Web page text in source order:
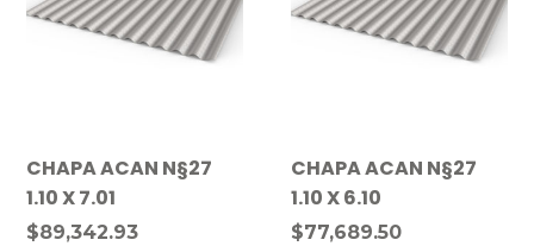
CHAPA ACAN N§27
1.10 X 7.01
$89,342.93
CHAPA ACAN N§27
1.10 X 6.10
$77,689.50